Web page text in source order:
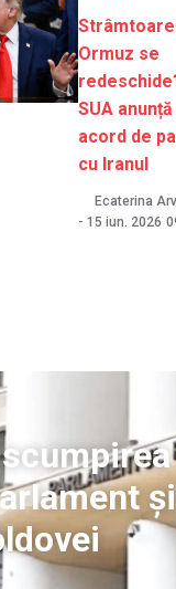
Ormuz se
SUA
acord de
cu Iranul
Ecaterina
- 15 iun. 2026